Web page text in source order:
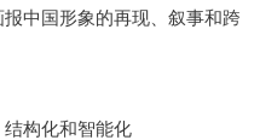
中国形象的再现、叙事和跨
构化和智能化